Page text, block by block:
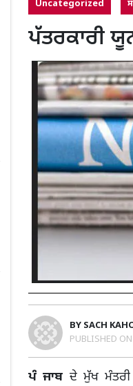
Uncategorized
ਪੱਤਰਕਾਰੀ
BY SACH
PUBLISHED ON
ਪੰ ਜਾਬ ਦੇ ਮੁੱਖ